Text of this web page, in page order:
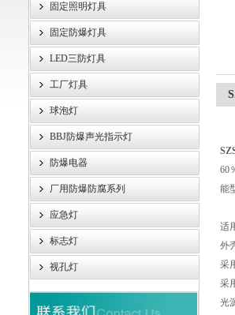
固定照明灯具
固定防爆灯具
LED三防灯具
工厂灯具
球泡灯
BBJ防爆声光指示灯
防爆电器
厂用防爆防腐系列
应急灯
标志灯
视孔灯
60
能
适
外
采
采
光